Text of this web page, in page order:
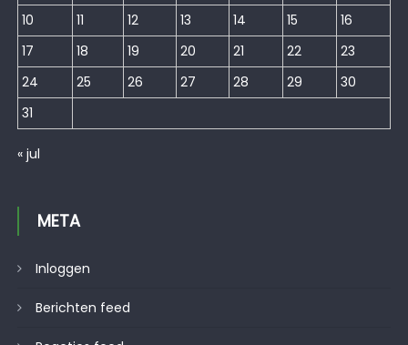
10
11 12 13 14 15
16
17
18 19 20 21 22
23
24
25 26 27 28 29
30
31
« jul
META
Inloggen
Berichten feed